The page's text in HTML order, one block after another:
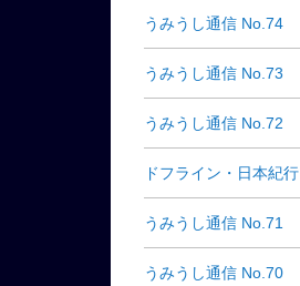
うみうし通信 No.74
うみうし通信 No.73
うみうし通信 No.72
ドフライン・日本紀行
うみうし通信 No.71
うみうし通信 No.70